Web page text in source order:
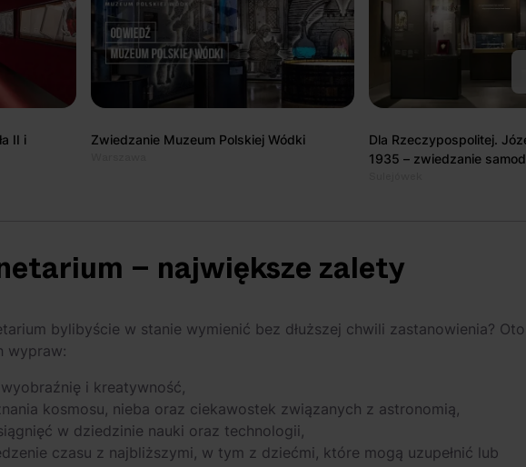
II i
Zwiedzanie Muzeum Polskiej Wódki
Dla Rzeczypospolitej.
1935 – zwiedzanie
– największe zalety
bylibyście w stanie wymienić bez dłuższej chwili zastanowienia? Oto
wypraw:
i kreatywność,
kosmosu, nieba oraz ciekawostek związanych z astronomią,
w dziedzinie nauki oraz technologii,
czasu z najbliższymi, w tym z dziećmi, które mogą uzupełnić lub